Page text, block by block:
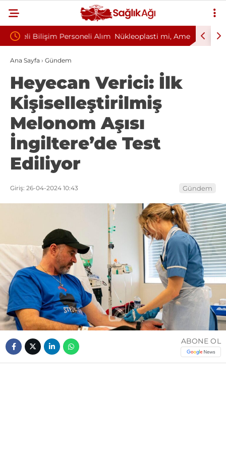
Alım Nükleoplasti mi, Ameliyat mı? Bel ve Boyun
Fıtığında Doğru Tedavi Seçimi
Kültür
Ana Sayfa › Gündem
Heyecan Verici: İlk
Kişiselleştirilmiş
Melonom Aşısı
İngiltere’de Test
Ediliyor
Giriş: 26-04-2024 10:43 Gündem
ABONE OL